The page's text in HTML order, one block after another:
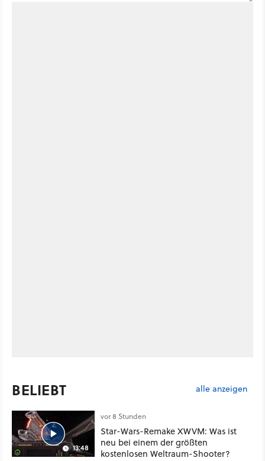
BELIEBT alle anzeigen
13:48
vor 8 Stunden
Star-Wars-Remake XWVM: Was ist
neu bei einem der größten
kostenlosen Weltraum-Shooter?